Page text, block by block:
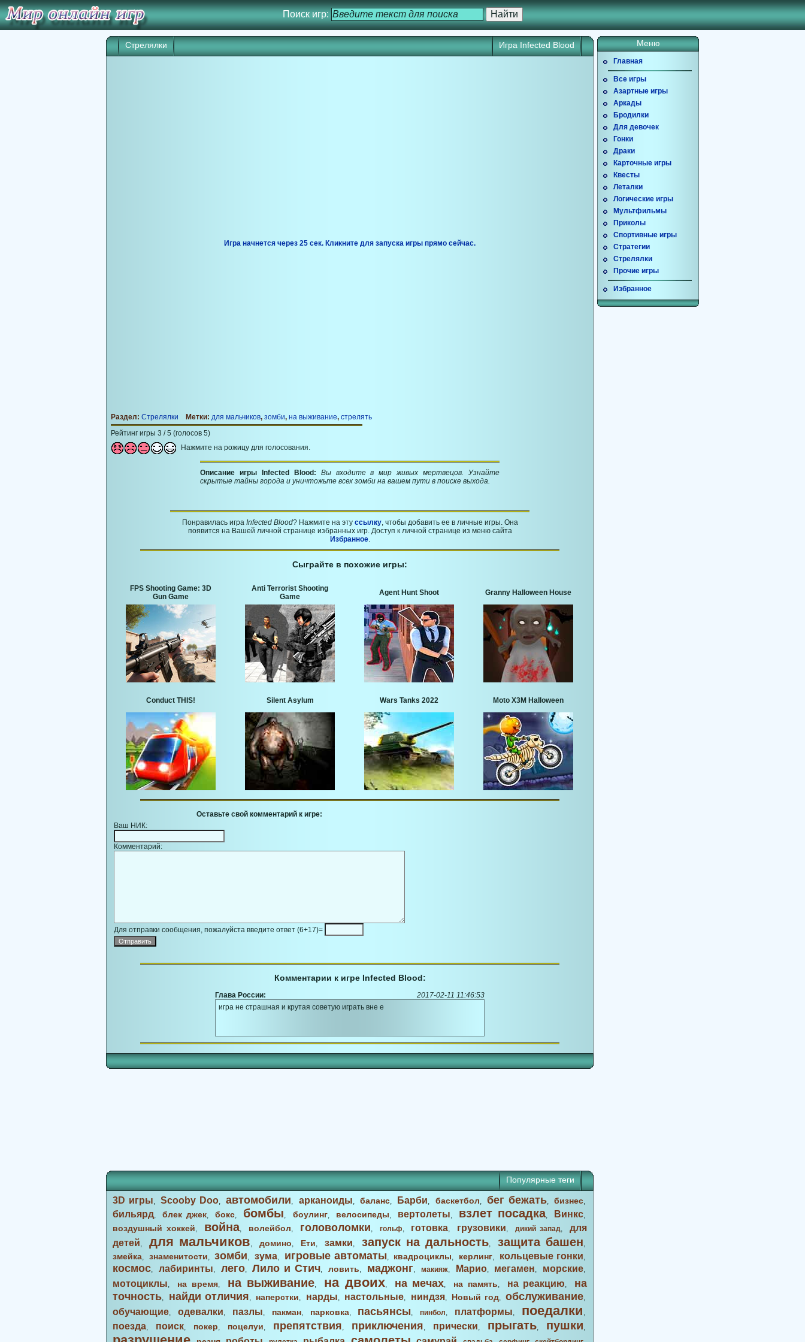
Поиск игр:
Игра Infected Blood
Стрелялки
Игра начнется через 25 сек. Кликните для запуска игры прямо сейчас.
Раздел: Стрелялки Метки: для мальчиков, зомби, на выживание, стрелять
Рейтинг игры 3 / 5 (голосов 5)
Нажмите на рожицу для голосования.
Описание игры Infected Blood: Вы входите в мир живых мертвецов. Узнайте
скрытые тайны города и уничтожьте всех зомби на вашем пути в поиске выхода.
Понравилась игра Infected Blood? Нажмите на эту ссылку, чтобы добавить ее в личные игры. Она
появится на Вашей личной странице избранных игр. Доступ к личной странице из меню сайта
Избранное.
Сыграйте в похожие игры:
FPS Shooting Game: 3D
Gun Game
Anti Terrorist Shooting
Game
Agent Hunt Shoot Granny Halloween House
Conduct THIS! Silent Asylum Wars Tanks 2022 Moto X3M Halloween
Оставьте свой комментарий к игре:
Ваш НИК:
Комментарий:
Для отправки сообщения, пожалуйста введите ответ (6+17)=
Комментарии к игре Infected Blood:
Глава России:
2017-02-11 11:46:53
игра не страшная и крутая советую играть вне е
Популярные теги
3D игры,Scooby Doo,автомобили, арканоиды, баланс, Барби, баскетбол, бег бежать,бизнес,
бильярд,блек джек,бокс, бомбы, боулинг, велосипеды, вертолеты, взлет посадка, Винкс,
воздушный хоккей, война, волейбол, головоломки, гольф, готовка, грузовики,дикий запад,для
детей, для мальчиков, домино, Ети, замки, запуск на дальность, защита башен,
змейка, знаменитости,зомби, зума, игровые автоматы, квадроциклы, керлинг, кольцевые гонки,
космос, лабиринты, лего,Лило и Стич,ловить, маджонг, макияж, Марио, мегамен, морские,
мотоциклы, на время, на выживание, на двоих, на мечах, на память, на реакцию, на
точность, найди отличия, наперстки, нарды, настольные, ниндзя, Новый год, обслуживание,
обучающие, одевалки, пазлы, пакман, парковка, пасьянсы,пинбол, платформы, поедалки ,
поезда, поиск, покер, поцелуи, препятствия, приключения, прически, прыгать, пушки,
Меню
Главная
Все игры
Азартные игры
Аркады
Бродилки
Для девочек
Гонки
Драки
Карточные игры
Квесты
Леталки
Логические игры
Мультфильмы
Приколы
Спортивные игры
Стратегии
Стрелялки
Прочие игры
Избранное